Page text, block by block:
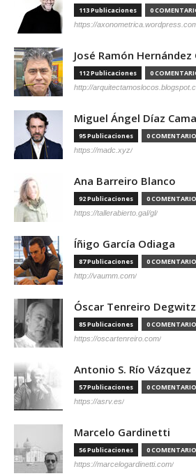
113 Publicaciones 0
https://
José Ramón Hernández
112 Publicaciones 0
http://
Miguel Ángel Díaz
95 Publicaciones 0
https://madc.xyz/
Ana Barreiro Blanco
92 Publicaciones 0
https://tallerabierto.gal/gl/
Íñigo García Odiaga
87 Publicaciones 0
http://vaumm.com/
Óscar Tenreiro Degwitz
85 Publicaciones 0
https://oscartenreiro.com/
Antonio S. Río Vázquez
57 Publicaciones 0
https://asrv.es/
Marcelo Gardinetti
56 Publicaciones 0
https://marcelogardinetti.com/